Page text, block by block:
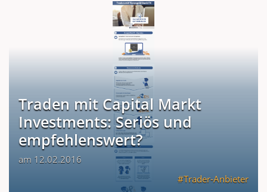
Traden mit Capital Markt
Investments: Seriös und
empfehlenswert?
am 12.02.2016
Trader-Anbieter